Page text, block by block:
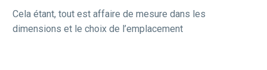
Cela étant, tout est affaire de mesure dans les
dimensions et le choix de l’emplacement